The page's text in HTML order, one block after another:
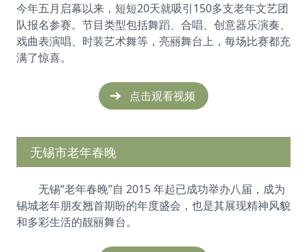
今年五月启幕以来，短短20天就吸引150多支老年文艺团
队报名参赛。节目类型包括舞蹈、合唱、创意器乐演奏、
戏曲表演唱、时装艺术舞等，亮丽舞台上，每场比赛都充
满了惊喜。
点击观看视频
无锡市老年春晚
无锡“老年春晚”自 2015 年起已成功举办八届，成为
锡城老年朋友翘首期盼的年度盛会，也是其展现精神风貌
和多彩生活的靓丽舞台。